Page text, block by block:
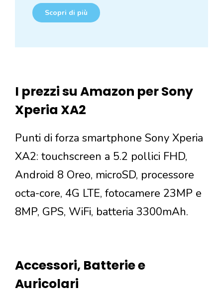
Scopri di più
I prezzi su Amazon per Sony
Xperia XA2
Punti di forza smartphone Sony Xperia
XA2: touchscreen a 5.2 pollici FHD,
Android 8 Oreo, microSD, processore
octa-core, 4G LTE, fotocamere 23MP e
8MP, GPS, WiFi, batteria 3300mAh.
Accessori, Batterie e
Auricolari